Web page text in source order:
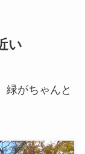
い
緑がちゃんと